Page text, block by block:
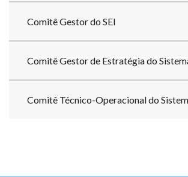
Comitê Gestor do SEI
Comitê Gestor de Estratégia do
Comitê Técnico-Operacional do